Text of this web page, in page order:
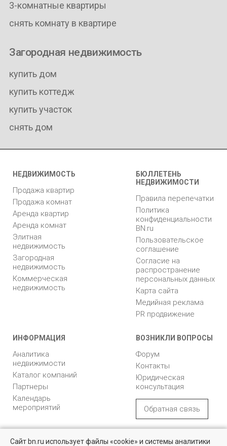
3-комнатные квартиры
снять комнату в квартире
Загородная недвижимость
купить дом
купить коттедж
купить участок
снять дом
НЕДВИЖИМОСТЬ
Продажа квартир
Продажа комнат
Аренда квартир
Аренда комнат
Элитная
недвижимость
Загородная
недвижимость
Коммерческая
недвижимость
БЮЛЛЕТЕНЬ
НЕДВИЖИМОСТИ
Правила перепечатки
Политика
конфиденциальности
BN.ru
Пользовательское
соглашение
Согласие на
распространение
персональных данных
Карта сайта
Медийная реклама
PR продвижение
ИНФОРМАЦИЯ
Аналитика
недвижимости
Каталог компаний
Партнеры
Календарь
мероприятий
ВОЗНИКЛИ ВОПРОСЫ
Форум
Контакты
Юридическая
консультация
Обратная связь
с ограниченной
«БН»
Сайт bn.ru использует файлы «cookie» и системы аналитики